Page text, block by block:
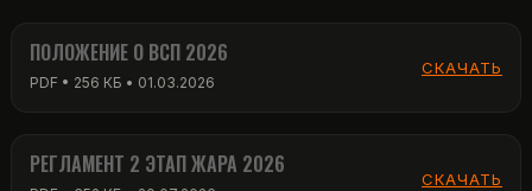
ПОЛОЖЕНИЕ О ВСП 2026